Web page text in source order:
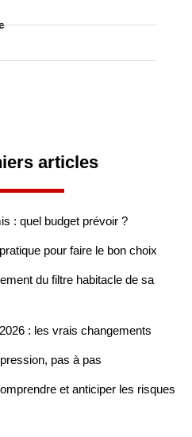
articles
: quel budget prévoir ?
pour faire le bon choix
du filtre habitacle de sa
: les vrais changements
pas à pas
et anticiper les risques